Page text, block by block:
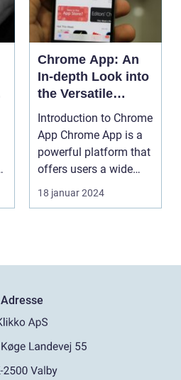
Chrome App: An
In-depth Look into
the Versatile
Browser Platform
Introduction to Chrome
App Chrome App is a
powerful platform that
offers users a wide
range of feat...
18 januar 2024
Adresse